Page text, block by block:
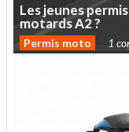
Lesjeunespermis
motardsA2?
Permis moto 1